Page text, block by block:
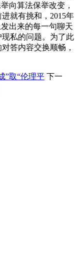
向算法保举改变，
就有挑和，2015年
出来的每一句聊天
私的问题。为了此
答内容交换顺畅，
”取“伦理平 下一